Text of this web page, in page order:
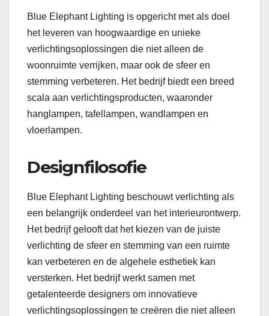
Blue Elephant Lighting is opgericht met als doel
het leveren van hoogwaardige en unieke
verlichtingsoplossingen die niet alleen de
woonruimte verrijken, maar ook de sfeer en
stemming verbeteren. Het bedrijf biedt een breed
scala aan verlichtingsproducten, waaronder
hanglampen, tafellampen, wandlampen en
vloerlampen.
Designfilosofie
Blue Elephant Lighting beschouwt verlichting als
een belangrijk onderdeel van het interieurontwerp.
Het bedrijf gelooft dat het kiezen van de juiste
verlichting de sfeer en stemming van een ruimte
kan verbeteren en de algehele esthetiek kan
versterken. Het bedrijf werkt samen met
getalenteerde designers om innovatieve
verlichtingsoplossingen te creëren die niet alleen